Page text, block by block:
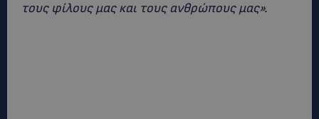
τους φίλους μας και τους ανθρώπους μας».